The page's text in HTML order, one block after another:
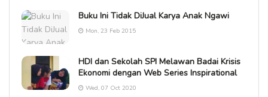
Buku Ini Tidak DiJual Karya Anak Ngawi
Mon, 23 Feb 2015
HDI dan Sekolah SPI Melawan Badai Krisis
Ekonomi dengan Web Series Inspirational
Wed, 07 Oct 2020